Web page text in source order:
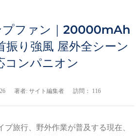
プファン｜20000mAh
振り強風 屋外全シーン
コンパニオン
著者: サイト編集者 訪問： 116
ブ旅行、野外作業が普及する現在、